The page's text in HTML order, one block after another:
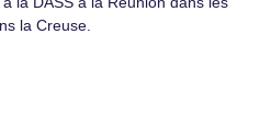
la Creuse.